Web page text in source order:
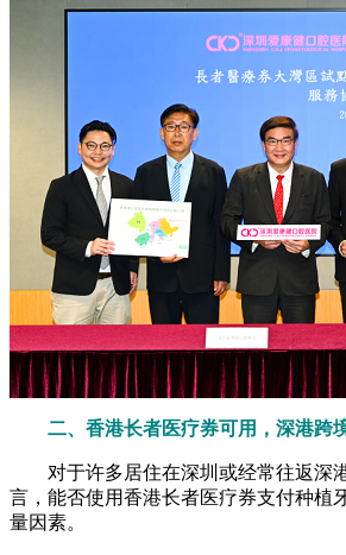
二、香港长者医疗券可用，深港跨
对于许多居住在深圳或经常往返深
言，能否使用香港长者医疗券支付种植
量因素。